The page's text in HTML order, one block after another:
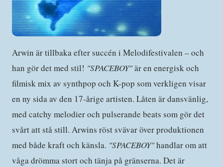
Arwin är tillbaka efter succén i Melodifestivalen – och
han gör det med stil! "SPACEBOY"är en energisk och
filmisk mix av synthpop och K-pop som verkligen visar
en ny sida av den 17-årige artisten. Låten är dansvänlig,
med catchy melodier och pulserande beats som gör det
svårt att stå still. Arwins röst svävar över produktionen
med både kraft och känsla. "SPACEBOY"handlar om att
våga drömma stort och tänja på gränserna. Det är